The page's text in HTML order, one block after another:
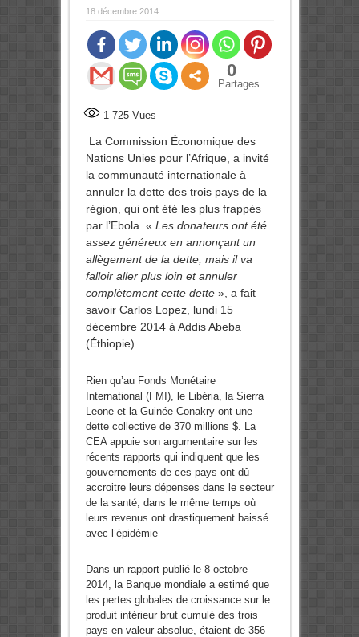
18 décembre 2014
0
Partages
1 725Vues
La Commission Économique des
Nations Unies pour l’Afrique, a invité
la communauté internationale à
annuler la dette des trois pays de la
région, qui ont été les plus frappés
par l’Ebola. « Les donateurs ont été
assez généreux en annonçant un
allègement de la dette, mais il va
falloir aller plus loin et annuler
complètement cette dette », a fait
savoir Carlos Lopez, lundi 15
décembre 2014 à Addis Abeba
(Éthiopie).
Rien qu’au Fonds Monétaire
International (FMI), le Libéria, la Sierra
Leone et la Guinée Conakry ont une
dette collective de 370 millions $. La
CEA appuie son argumentaire sur les
récents rapports qui indiquent que les
gouvernements de ces pays ont dû
accroitre leurs dépenses dans le secteur
de la santé, dans le même temps où
leurs revenus ont drastiquement baissé
avec l’épidémie
Dans un rapport publié le 8 octobre
2014, la Banque mondiale a estimé que
les pertes globales de croissance sur le
produit intérieur brut cumulé des trois
pays en valeur absolue, étaient de 356